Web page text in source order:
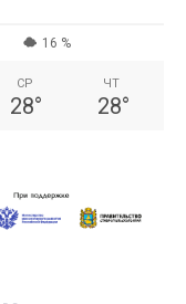
16 %
СР
28°
ЧТ
28°